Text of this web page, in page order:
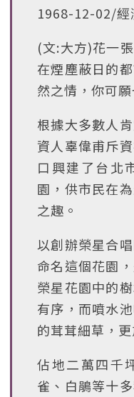
1968-12-02/經
(文:大方)花一
在煙塵蔽日的
然之情，你可願
根據大多數人
資人辜偉甫斥
口興建了台北
園，供市民在
之趣。
以創辦榮星合
命名這個花園
榮星花園中的
有序，而噴水
的茸茸細草，更
佔地二萬四千
雀、白鵑等十